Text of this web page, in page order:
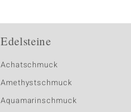
Edelsteine
Achatschmuck
Amethystschmuck
Aquamarinschmuck